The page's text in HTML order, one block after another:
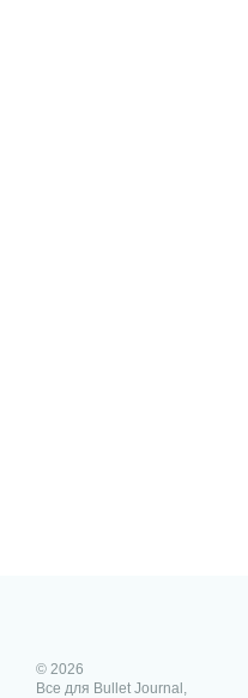
© 2026
Все для Bullet Journal,